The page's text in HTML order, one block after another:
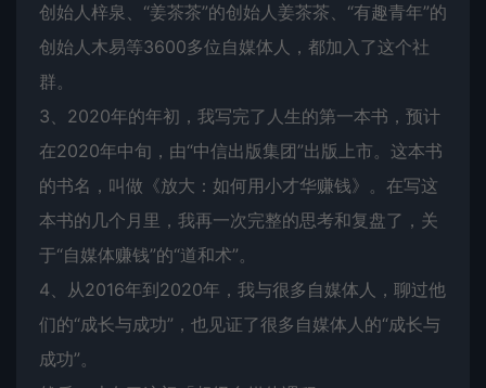
创始人梓泉、“姜茶茶”的创始人姜茶茶、“有趣青年”的
创始人木易等3600多位自媒体人，都加入了这个社
群。
3、2020年的年初，我写完了人生的第一本书，预计
在2020年中旬，由“中信出版集团”出版上市。这本书
的书名，叫做《放大：如何用小才华赚钱》。在写这
本书的几个月里，我再一次完整的思考和复盘了，关
于“自媒体赚钱”的“道和术”。
4、从2016年到2020年，我与很多自媒体人，聊过他
们的“成长与成功”，也见证了很多自媒体人的“成长与
成功”。